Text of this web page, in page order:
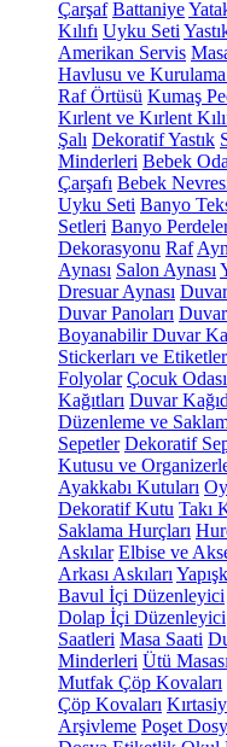
Çarşaf Battaniye
Kılıfı Uyku Seti
Amerikan Servis
Havlusu ve
Raf Örtüsü Kumaş
Kırlent ve Kırlent
Şalı Dekoratif Yastık
Minderleri Bebek
Çarşafı Bebek
Uyku Seti Banyo
Setleri Banyo
Dekorasyonu Raf
Aynası Salon Aynası
Dresuar Aynası
Duvar Panoları Duvar
Boyanabilir Duvar
Stickerları ve
Folyolar Çocuk
Kağıtları Duvar
Düzenleme ve
Sepetler Dekoratif
Kutusu ve
Ayakkabı Kutuları
Dekoratif Kutu Takı
Saklama Hurçları
Askılar Elbise ve
Arkası Askıları
Bavul İçi Düzenleyici
Dolap İçi Düzenleyici
Saatleri Masa Saati
Minderleri Ütü Masası
Mutfak Çöp Kovaları
Çöp Kovaları
Arşivleme Poşet